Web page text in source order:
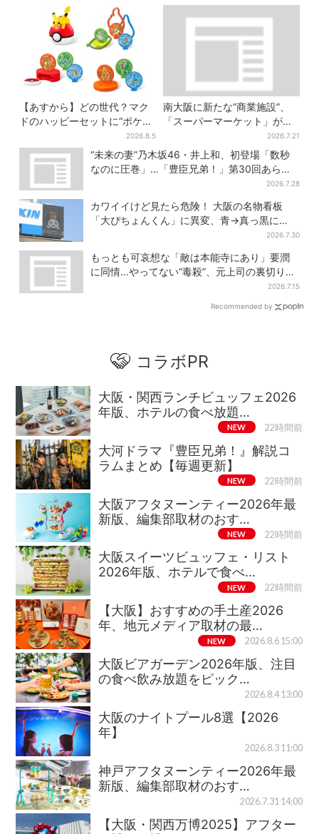
【あすから】どの世代？マク
ドのハッピーセットに“ポケモ
ンおもちゃ”、歴代30匹に「懐
かしい」と喜びの声
2026.8.5
南大阪に新たな“商業施設”、
「スーパーマーケット」が先
行オープン！駅直結＆21時ま
で営業
2026.7.21
“未来の妻”乃木坂46・井上和、初登場「数秒
なのに圧巻」…「豊臣兄弟！」第30回あらす
2026.7.28
カワイイけど見たら危険！ 大阪の名物看板
「大ぴちょんくん」に異変、青→真っ黒に…
2026.7.30
もっとも可哀想な「敵は本能寺にあり」要潤
に同情…やってない“毒殺”、元上司の裏切り
2026.7.15
Recommended by
コラボPR
大阪・関西ランチビュッフェ2026
年版、ホテルの食べ放題…
NEW 22時間前
大河ドラマ『豊臣兄弟！』解説コ
ラムまとめ【毎週更新】
NEW 22時間前
大阪アフタヌーンティー2026年最
新版、編集部取材のおす…
NEW 22時間前
大阪スイーツビュッフェ・リスト
2026年版、ホテルで食べ…
NEW 22時間前
【大阪】おすすめの手土産2026
年、地元メディア取材の最…
NEW 2026.8.6 15:00
大阪ビアガーデン2026年版、注目
の食べ飲み放題をピック…
2026.8.4 13:00
大阪のナイトプール8選【2026
年】
2026.8.3 11:00
神戸アフタヌーンティー2026年最
新版、編集部取材のおす…
2026.7.31 14:00
【大阪・関西万博2025】アフター